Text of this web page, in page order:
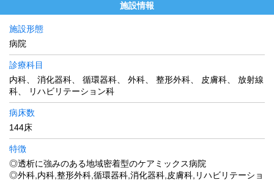
施設情報
施設形態
病院
診療科目
内科、 消化器科、 循環器科、 外科、 整形外科、 皮膚科、 放射線
科、 リハビリテーション科
病床数
144床
特徴
◎透析に強みのある地域密着型のケアミックス病院
◎外科,内科,整形外科,循環器科,消化器科,皮膚科,リハビリテーショ